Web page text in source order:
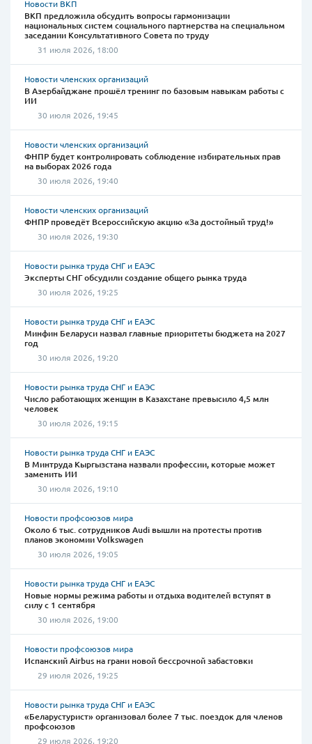
Новости ВКП
ВКП предложила обсудить вопросы гармонизации
национальных систем социального партнерства на специальном
заседании Консультативного Совета по труду
31 июля 2026, 18:00
Новости членских организаций
В Азербайджане прошёл тренинг по базовым навыкам работы с
ИИ
30 июля 2026, 19:45
Новости членских организаций
ФНПР будет контролировать соблюдение избирательных прав
на выборах 2026 года
30 июля 2026, 19:40
Новости членских организаций
ФНПР проведёт Всероссийскую акцию «За достойный труд!»
30 июля 2026, 19:30
Новости рынка труда СНГ и ЕАЭС
Эксперты СНГ обсудили создание общего рынка труда
30 июля 2026, 19:25
Новости рынка труда СНГ и ЕАЭС
Минфин Беларуси назвал главные приоритеты бюджета на 2027
год
30 июля 2026, 19:20
Новости рынка труда СНГ и ЕАЭС
Число работающих женщин в Казахстане превысило 4,5 млн
человек
30 июля 2026, 19:15
Новости рынка труда СНГ и ЕАЭС
В Минтруда Кыргызстана назвали профессии, которые может
заменить ИИ
30 июля 2026, 19:10
Новости профсоюзов мира
Около 6 тыс. сотрудников Audi вышли на протесты против
планов экономии Volkswagen
30 июля 2026, 19:05
Новости рынка труда СНГ и ЕАЭС
Новые нормы режима работы и отдыха водителей вступят в
силу с 1 сентября
30 июля 2026, 19:00
Новости профсоюзов мира
Испанский Airbus на грани новой бессрочной забастовки
29 июля 2026, 19:25
Новости рынка труда СНГ и ЕАЭС
«Беларустурист» организовал более 7 тыс. поездок для членов
профсоюзов
29 июля 2026, 19:20